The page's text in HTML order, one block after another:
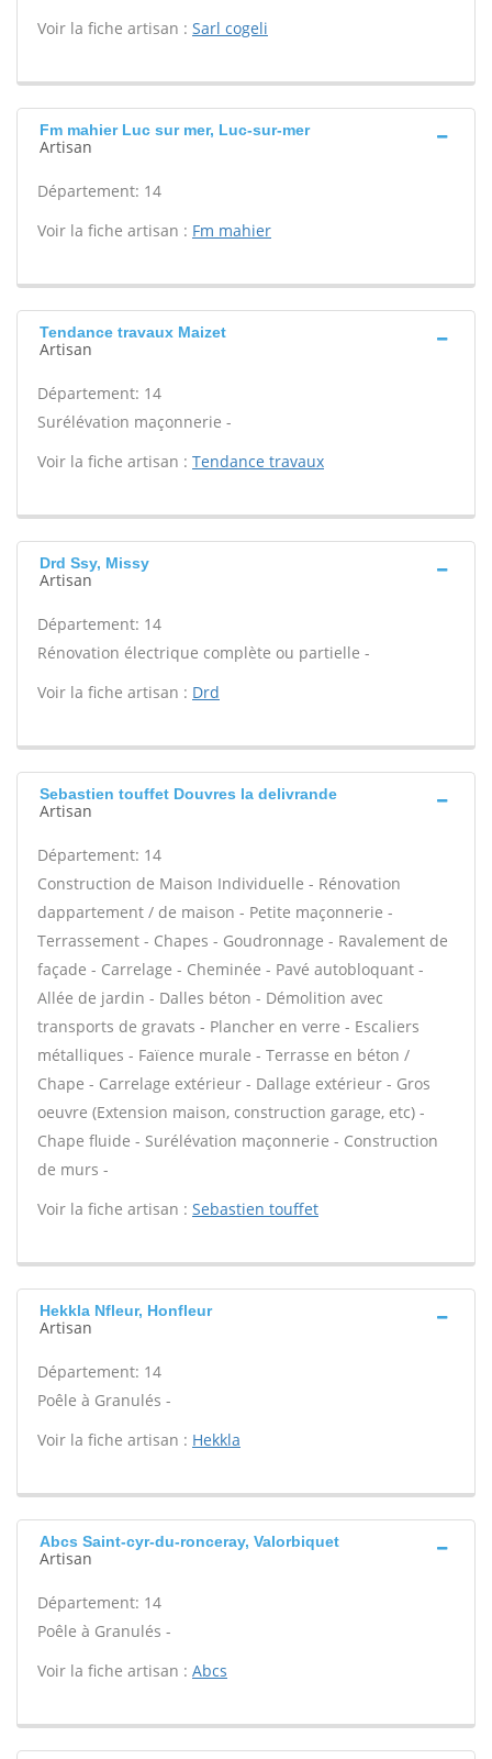
Voir la fiche artisan : Sarl cogeli
Fm mahier Luc sur mer, Luc-sur-mer
Artisan
Département: 14
Voir la fiche artisan : Fm mahier
Tendance travaux Maizet
Artisan
Département: 14
Surélévation maçonnerie -
Voir la fiche artisan : Tendance travaux
Drd Ssy, Missy
Artisan
Département: 14
Rénovation électrique complète ou partielle -
Voir la fiche artisan : Drd
Sebastien touffet Douvres la delivrande
Artisan
Département: 14
Construction de Maison Individuelle - Rénovation
dappartement / de maison - Petite maçonnerie -
Terrassement - Chapes - Goudronnage - Ravalement de
façade - Carrelage - Cheminée - Pavé autobloquant -
Allée de jardin - Dalles béton - Démolition avec
transports de gravats - Plancher en verre - Escaliers
métalliques - Faïence murale - Terrasse en béton /
Chape - Carrelage extérieur - Dallage extérieur - Gros
oeuvre (Extension maison, construction garage, etc) -
Chape fluide - Surélévation maçonnerie - Construction
de murs -
Voir la fiche artisan : Sebastien touffet
Hekkla Nfleur, Honfleur
Artisan
Département: 14
Poêle à Granulés -
Voir la fiche artisan : Hekkla
Abcs Saint-cyr-du-ronceray, Valorbiquet
Artisan
Département: 14
Poêle à Granulés -
Voir la fiche artisan : Abcs